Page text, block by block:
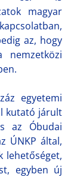
magyar
az, hogy
nemzetközi
egyetemi
kutató járult
az Óbudai
ÚNKP által,
lehetőséget,
egyben új